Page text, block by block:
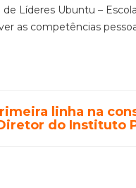
Líderes Ubuntu –
as competências
linha na
do Instituto